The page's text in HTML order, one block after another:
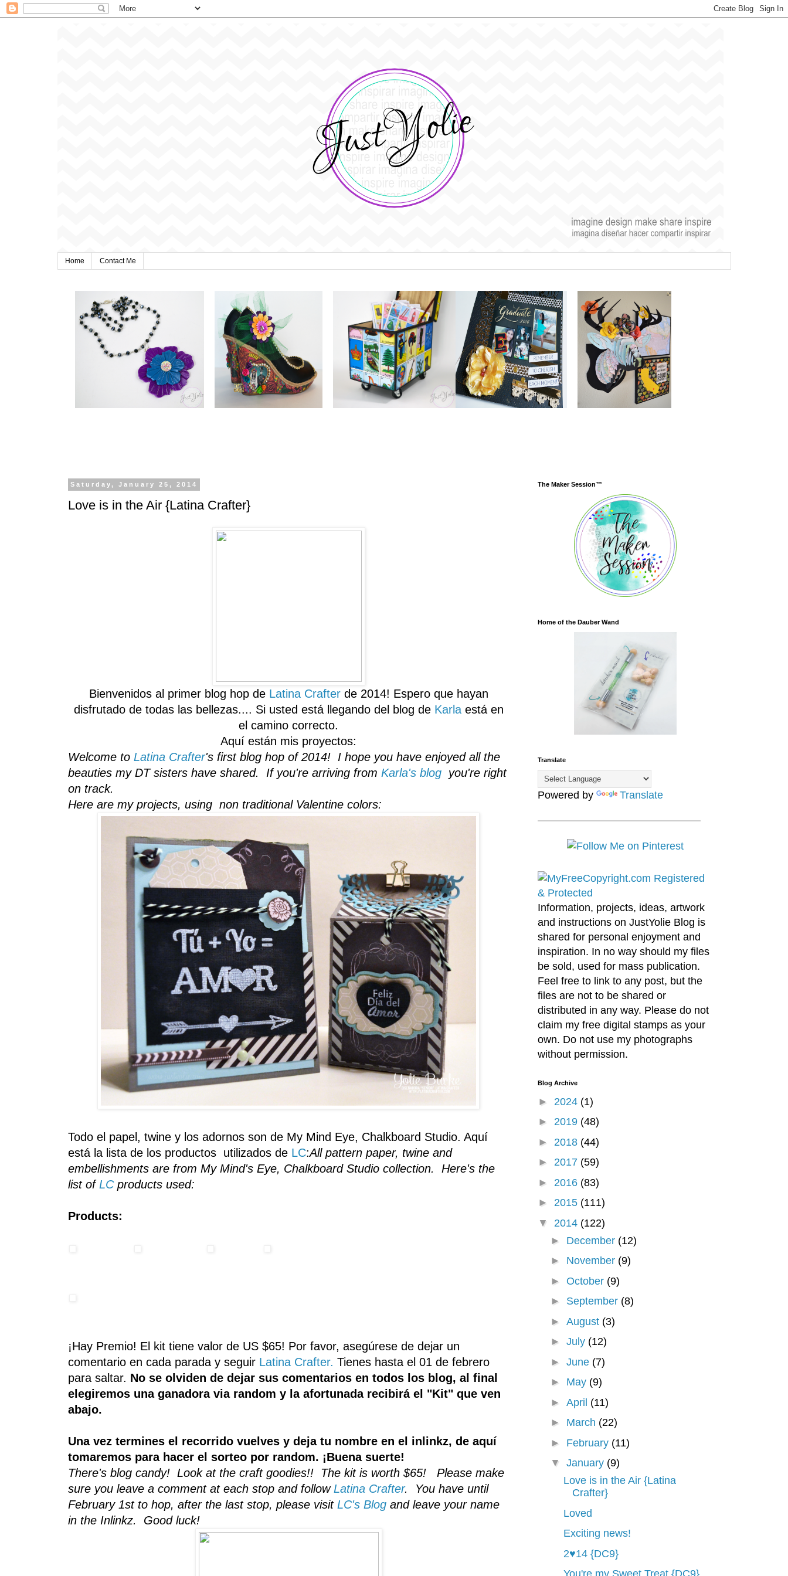
Home Contact Me
Saturday, January 25, 2014
Love is in the Air {Latina Crafter}
Bienvenidos al primer blog hopde Latina Crafter de 2014! Espero que hayan
disfrutado de todas las bellezas.... Si usted está llegando del blog de Karla está en
el camino correcto.
Aquí están mis proyectos:
Welcome to Latina Crafter's first blog hop of 2014! I hope you have enjoyed all the
beauties my DT sisters have shared. If you're arriving from Karla's blogyou're right
on track.
Here are my projects, using non traditional Valentine colors:
Todo el papel , twine y los adornos son de My Mind Eye, Chalkboard Studio. Aquí
está la lista de los productos utilizados de LC:All pattern paper, twine and
embellishments are from My Mind's Eye, Chalkboard Studio collection. Here's the
list ofLC products used:
Products:
¡Hay Premio! El kit tiene valor de US $65! Por favor, asegúrese de dejar un
comentario en cada parada y seguir Latina Crafter. Tienes hasta el 01 de febrero
para saltar. No se olviden de dejar sus comentarios en todos los blog, al final
elegiremos una ganadora via random y la afortunada recibirá el "Kit" que ven
abajo.
Una vez termines el recorrido vuelves y deja tu nombre en el inlinkz, de aquí
tomaremos para hacer el sorteo por random. ¡Buena suerte!
There's blog candy! Look at the craft goodies!! The kit is worth $65! Please make
sure you leave a comment at each stop and followLatina Crafter. You have until
February 1st to hop, after the last stop, please visit LC's Blogand leave your name
in the Inlinkz. Good luck!
The Maker Session™
Home of the Dauber Wand
Translate
Powered by Translate
Information, projects, ideas, artwork
and instructions on JustYolie Blog is
shared for personal enjoyment and
inspiration. In no way should my files
be sold, used for mass publication.
Feel free to link to any post, but the
files are not to be shared or
distributed in any way. Please do not
claim my free digital stamps as your
own. Do not use my photographs
without permission.
Blog Archive
► 2024 (1)
► 2019 (48)
► 2018 (44)
► 2017 (59)
► 2016 (83)
► 2015 (111)
▼ 2014 (122)
► December (12)
► November (9)
►October (9)
► September (8)
►August (3)
►July (12)
►June (7)
► May (9)
►April (11)
► March (22)
► February (11)
▼January (9)
Love is in the Air {Latina
Crafter}
Loved
Exciting news!
2♥14 {DC9}